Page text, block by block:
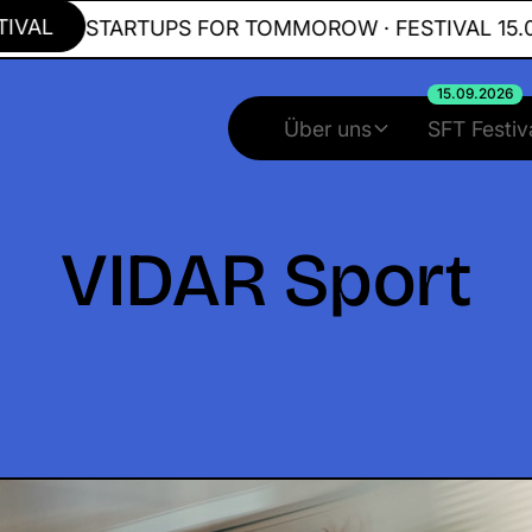
STARTUPS FOR TOMMOROW · FESTIVAL
Über uns SFT
15.09.2026
VIDAR Sport